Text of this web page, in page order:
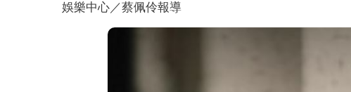
娛樂中心／蔡佩伶報導